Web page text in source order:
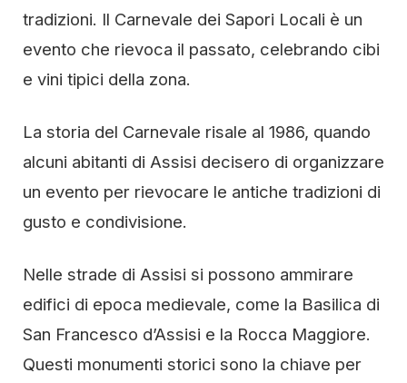
tradizioni. Il Carnevale dei Sapori Locali è un
evento che rievoca il passato, celebrando cibi
e vini tipici della zona.
La storia del Carnevale risale al 1986, quando
alcuni abitanti di Assisi decisero di organizzare
un evento per rievocare le antiche tradizioni di
gusto e condivisione.
Nelle strade di Assisi si possono ammirare
edifici di epoca medievale, come la Basilica di
San Francesco d’Assisi e la Rocca Maggiore.
Questi monumenti storici sono la chiave per